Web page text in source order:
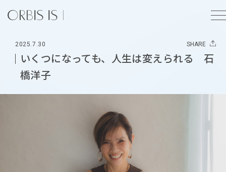
2025.7.30 SHARE
いくつになっても、人生は変えられる 石
橋洋子